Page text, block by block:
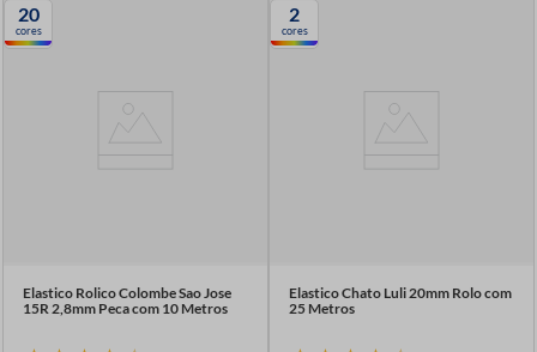
20
cores
Elastico Rolico Colombe Sao Jose
15R 2,8mm Peca com 10 Metros
2
cores
Elastico Chato Luli 20mm Rolo com
25 Metros